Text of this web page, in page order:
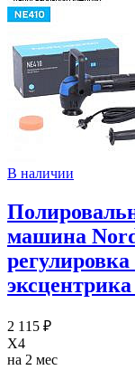
В наличии
машина
регулировка
2 115 ₽
X4
на 2 мес